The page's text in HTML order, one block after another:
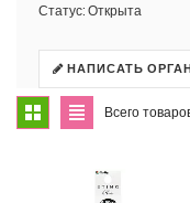
Статус:Открыта
НАПИСАТЬ
Всего